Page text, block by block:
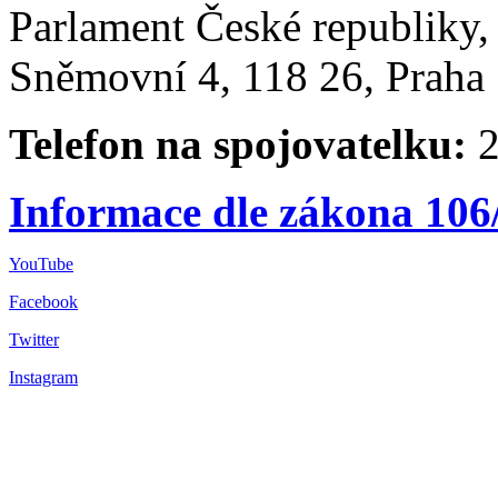
Parlament České
Sněmovní 4, 118 26,
Telefon na spojovatelku:
Informace dle zákona
YouTube
Facebook
Twitter
Instagram